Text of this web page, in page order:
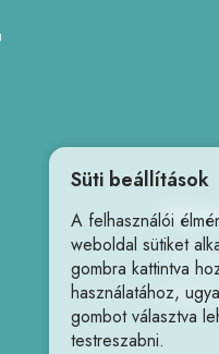
Süti beállítások
A felhasználói
weboldal sütiket
gombra kattintva
használatához,
gombot választva
testreszabni.